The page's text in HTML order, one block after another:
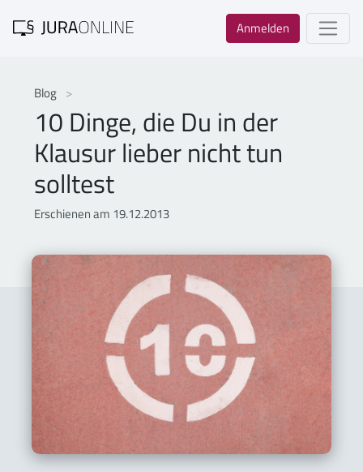
Anmelden
Blog
10 Dinge, die Du in der
Klausur lieber nicht tun
solltest
Erschienen am 19.12.2013